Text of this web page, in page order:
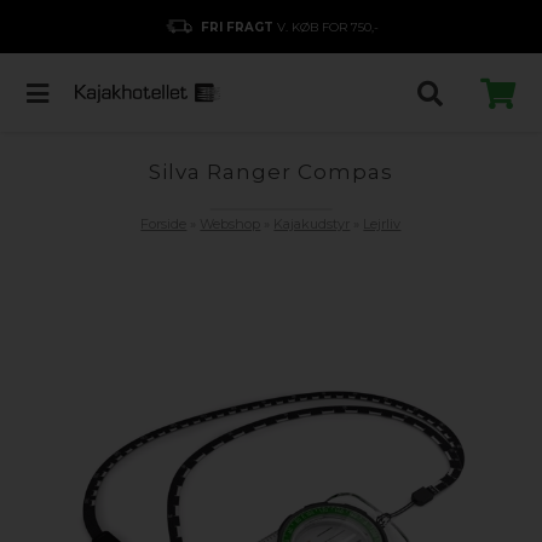
FRI FRAGT V. KØB FOR 750,-
Silva Ranger Compas